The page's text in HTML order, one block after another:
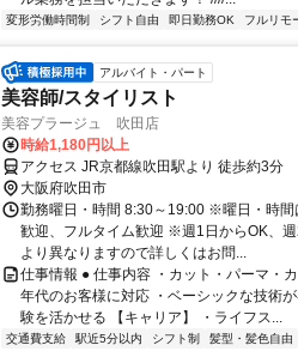
変形労働時間制 シフト自由 即日勤務OK フルリモ
アルバイト・パート
美容師/スタイリスト
美容プラージュ 吹田店
時給1,180円以上
アクセス JR京都線吹田駅より 徒歩約3分
大阪府吹田市
勤務曜日・時間 8:30～19:00 ※曜日・時
歓迎、フルタイム歓迎 ※週1日からOK、
より異なりますので詳しくはお問...
仕事情報 ● 仕事内容 ・カット・パーマ・
年代のお客様に対応 ・ベーシックな技術
験を活かせる 【キャリア】 ・ライフス...
交通費支給 駅近5分以内 シフト制 髪型・髪色自由